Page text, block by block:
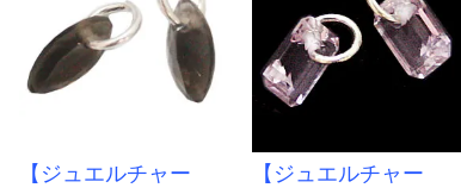
【ジュエルチャー
【ジュエルチャー